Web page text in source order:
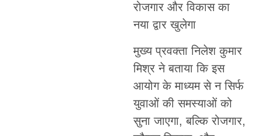
रोजगार और विकास का
नया द्वार खुलेगा
मुख्य प्रवक्ता निलेश कुमार
मिश्र ने बताया कि इस
आयोग के माध्यम से न सिर्फ
युवाओं की समस्याओं को
सुना जाएगा, बल्कि रोजगार,